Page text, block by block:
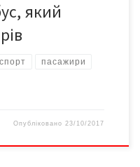
який
пасажири
Опубліковано23/10/2017